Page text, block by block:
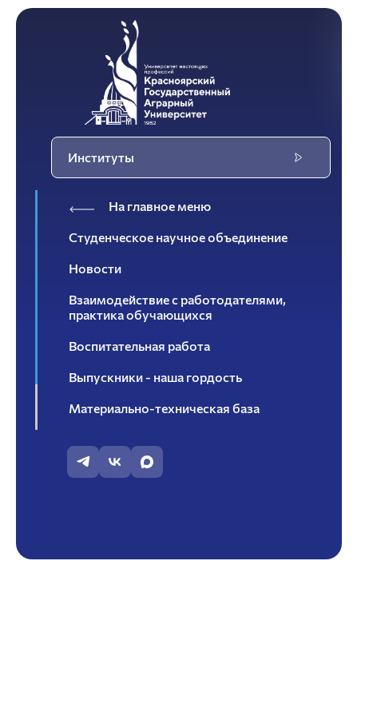
Институты
На главное меню
Студенческое научное объединение
Новости
Взаимодействие с работодателями,
практика обучающихся
Воспитательная работа
Выпускники - наша гордость
Материально-техническая база
Помощь обучающемуся